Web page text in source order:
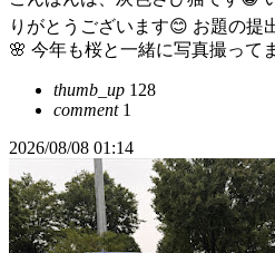
りがとうございます😊 お題の提
🌸 今年も桜と一緒に写真撮って
thumb_up 128
comment1
2026/08/08 01:14